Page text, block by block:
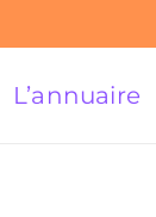
L’annuaire